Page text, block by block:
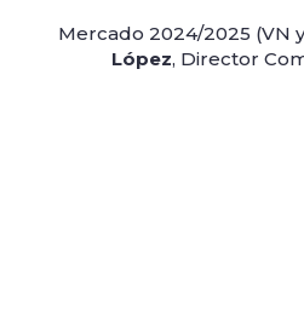
Mercado 2024/2025 (VN
López, Director